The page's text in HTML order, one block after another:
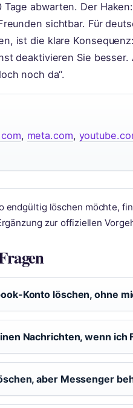
abwarten. Der
sichtbar. Für
ist die klare
deaktivieren Sie
noch da“.
, meta.com,
endgültig löschen möchte,
zur offiziellen
Konto löschen, ohne
Nachrichten, wenn ich
aber Messenger